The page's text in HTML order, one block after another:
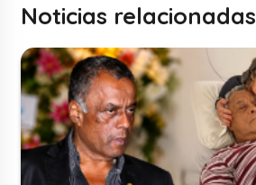
Noticias relacionadas